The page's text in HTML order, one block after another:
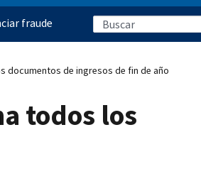
fraude
documentos de ingresos de fin de año
todos los